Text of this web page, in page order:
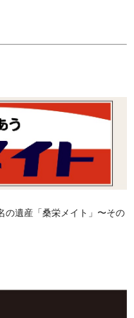
の遺産「桑栄メイト」〜その